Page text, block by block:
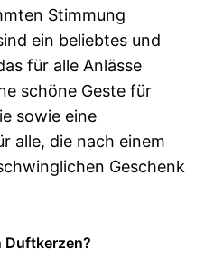
Stimmung
ein beliebtes und
für alle Anlässe
schöne Geste für
sowie eine
alle, die nach einem
Geschenk
Duftkerzen?